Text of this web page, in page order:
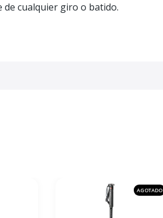
cualquier giro o batido.
AGOTADO